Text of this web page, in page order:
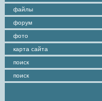
файлы
форум
фото
карта сайта
поиск
поиск